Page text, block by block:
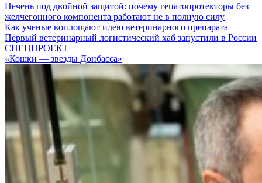
Печень под двойной защитой: почему гепатопротекторы без
желчегонного компонента работают не в полную силу
Как ученые воплощают идею ветеринарного препарата
Первый ветеринарный логистический хаб запустили в России
СПЕЦПРОЕКТ
«Кошки — звезды Донбасса»